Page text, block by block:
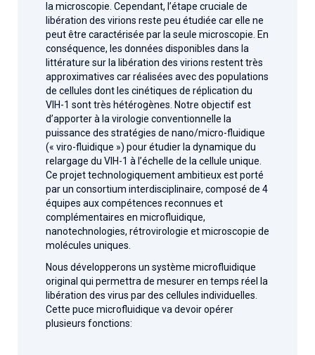
la microscopie. Cependant, l’étape cruciale de
libération des virions reste peu étudiée car elle ne
peut être caractérisée par la seule microscopie. En
conséquence, les données disponibles dans la
littérature sur la libération des virions restent très
approximatives car réalisées avec des populations
de cellules dont les cinétiques de réplication du
VIH-1 sont très hétérogènes. Notre objectif est
d’apporter à la virologie conventionnelle la
puissance des stratégies de nano/micro-fluidique
(« viro-fluidique ») pour étudier la dynamique du
relargage du VIH-1 à l’échelle de la cellule unique.
Ce projet technologiquement ambitieux est porté
par un consortium interdisciplinaire, composé de 4
équipes aux compétences reconnues et
complémentaires en microfluidique,
nanotechnologies, rétrovirologie et microscopie de
molécules uniques.
Nous développerons un système microfluidique
original qui permettra de mesurer en temps réel la
libération des virus par des cellules individuelles.
Cette puce microfluidique va devoir opérer
plusieurs fonctions: